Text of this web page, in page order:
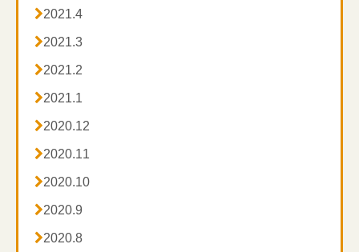
2021.4
2021.3
2021.2
2021.1
2020.12
2020.11
2020.10
2020.9
2020.8